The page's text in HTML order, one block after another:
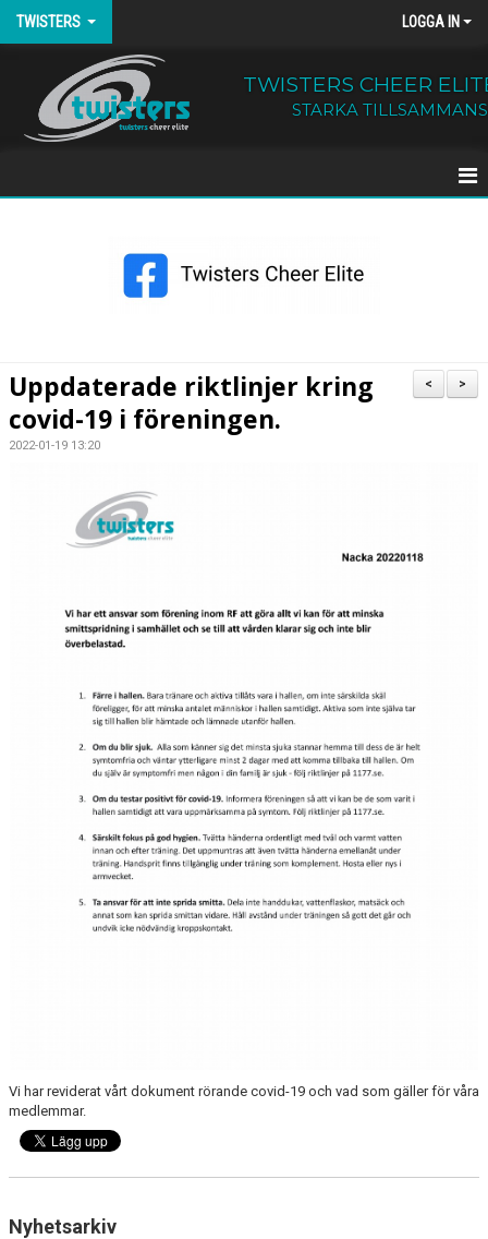
TWISTERS LOGGA IN
TWISTERS CHEER
STARKA TILLSAMMANS
KALENDER
EXTRATRÄNING
>
<
Uppdaterade riktlinjer kring
covid-19 i föreningen.
2022-01-19 13:20
Vi har reviderat vårt dokument rörande covid-19 och vad som gäller för våra
medlemmar.
Nyhetsarkiv